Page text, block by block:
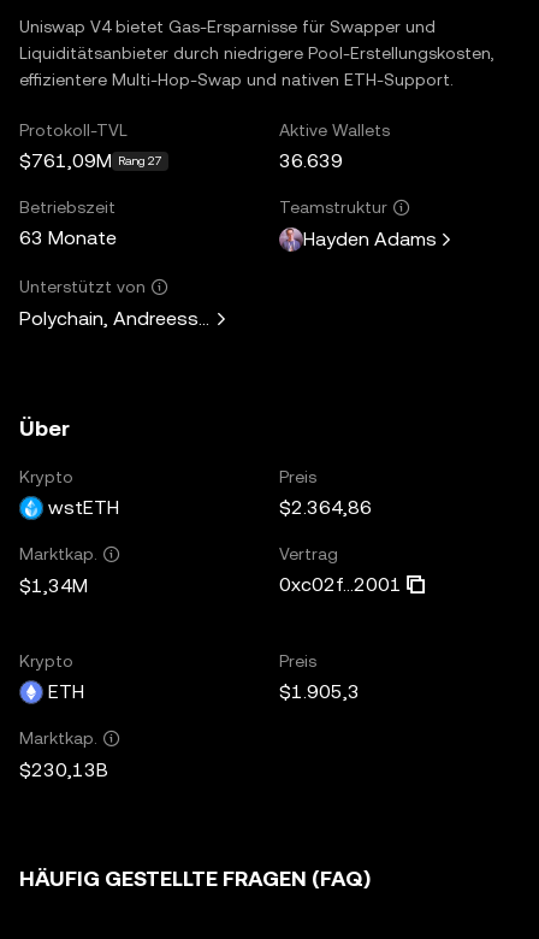
Uniswap V4 bietet Gas-Ersparnisse für Swapper und
Liquiditätsanbieter durch niedrigere Pool-Erstellungskosten,
effizientere Multi-Hop-Swap und nativen ETH-Support.
Protokoll-TVL
$761,09M Rang 27
Aktive Wallets
36.639
Betriebszeit
63 Monate
Teamstruktur
Hayden Adams
Unterstützt von
Polychain, Andreessen Horowitz, Paradigm, Variant Fund,
Über
Krypto
wstETH
Preis
$2.364,86
Marktkap.
$1,34M
Vertrag
0xc02f...2001
Krypto
ETH
Preis
$1.905,3
Marktkap.
$230,13B
HÄUFIG GESTELLTE FRAGEN (FAQ)